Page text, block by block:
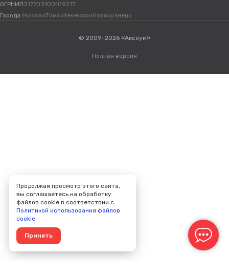
ОГРНИП317703100109277
Города: МоскваТомскКемеровоНовокузнецк
© 2009-2026 «Аксеум»
Полная версия
Продолжая просмотр этого сайта,
вы соглашаетесь на обработку
файлов cookie в соответствии с
Политикой использования файлов
cookie
Принять